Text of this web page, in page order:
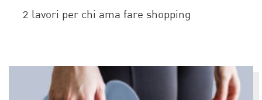
2 lavori per chi ama fare shopping